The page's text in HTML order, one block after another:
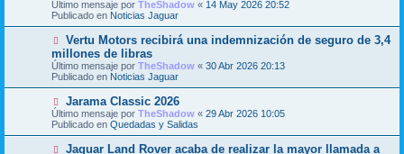
n
s
a
e
e
v
o
m
e
n
s
a
e
Último mensaje por TheShadow « 14 May 2026 20:52
Publicado en Noticias Jaguar
N
u
e
v
o
m
e
n
s
a
Vertu Motors recibirá una indemnización de seguro de 3,4
millones de libras
Último mensaje por TheShadow « 30 Abr 2026 20:13
Publicado en Noticias Jaguar
N
u
e
v
Jarama Classic 2026
Último mensaje por TheShadow « 29 Abr 2026 10:05
Publicado en Quedadas y Salidas
N
Jaguar Land Rover acaba de realizar la mayor llamada a